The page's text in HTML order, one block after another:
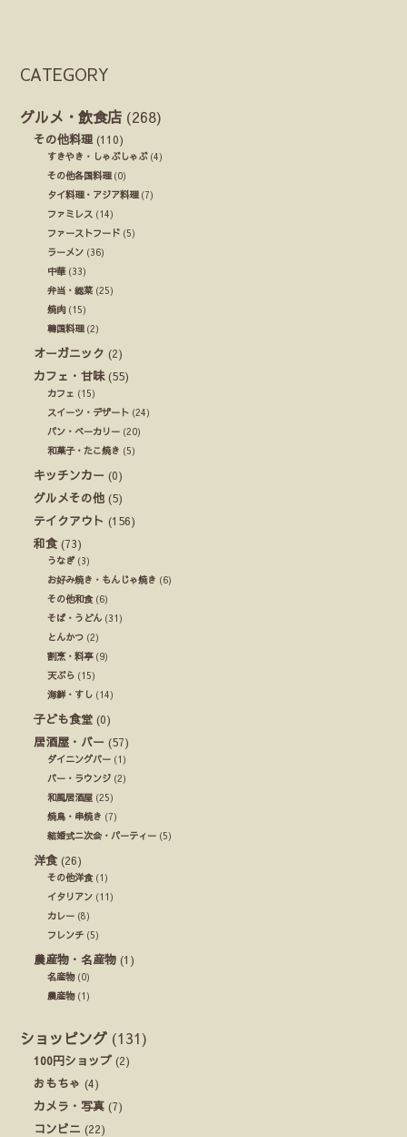
CATEGORY
グルメ・飲食店 (268)
その他料理 (110)
すきやき・しゃぶしゃぶ(4)
その他各国料理(0)
タイ料理・アジア料理(7)
ファミレス (14)
ファーストフード (5)
ラーメン (36)
中華(33)
弁当・総菜 (25)
焼肉 (15)
韓国料理(2)
オーガニック (2)
カフェ・甘味(55)
カフェ (15)
スイーツ・デザート (24)
パン・ベーカリー (20)
和菓子・たこ焼き (5)
キッチンカー (0)
グルメその他 (5)
テイクアウト (156)
和食 (73)
うなぎ(3)
お好み焼き・もんじゃ焼き (6)
その他和食(6)
そば・うどん (31)
とんかつ (2)
割烹・料亭(9)
天ぷら (15)
海鮮・すし (14)
子ども食堂 (0)
居酒屋・バー (57)
ダイニングバー (1)
バー・ラウンジ (2)
和風居酒屋 (25)
焼鳥・串焼き (7)
結婚式ニ次会・パーティー (5)
洋食 (26)
その他洋食(1)
イタリアン (11)
カレー (8)
フレンチ (5)
農産物・名産物 (1)
名産物(0)
農産物(1)
ショッピング (131)
100円ショップ (2)
おもちゃ (4)
カメラ・写真 (7)
コンビニ (22)